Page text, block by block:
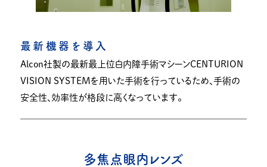
最新機器を導入
Alcon社製の最新最上位白内障手術マシーンCENTURION
VISION SYSTEMを用いた手術を行っているため、手術の
安全性、効率性が格段に高くなっています。
多焦点眼内レンズ